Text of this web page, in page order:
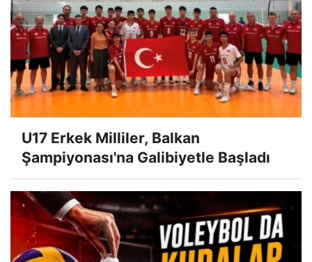
U17 Erkek Milliler, Balkan
Şampiyonası'na Galibiyetle Başladı